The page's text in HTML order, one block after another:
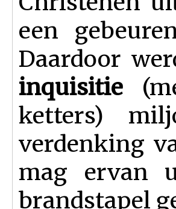
een
Daardoor
inquisitie
ketters)
verdenking
mag ervan
brandstapel